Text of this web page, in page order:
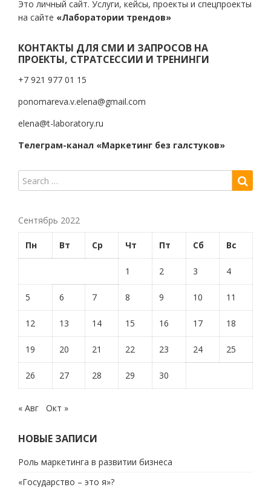
Это личный сайт. Услуги, кейсы, проекты и спецпроекты
на сайте «Лаборатории трендов»
КОНТАКТЫ ДЛЯ СМИ И ЗАПРОСОВ НА
ПРОЕКТЫ, СТРАТСЕССИИ И ТРЕНИНГИ
+7 921 977 01 15
ponomareva.v.elena@gmail.com
elena@t-laboratory.ru
Телеграм-канал «Маркетинг без галстуков»
Сентябрь 2022
Пн Вт Ср Чт Пт Сб Вс
1 2 3 4
5 6 7 8 9 10 11
12 13 14 15 16 17 18
19 20 21 22 23 24 25
26 27 28 29 30
« Авг Окт »
НОВЫЕ ЗАПИСИ
Роль маркетинга в развитии бизнеса
«Государство – это я»?